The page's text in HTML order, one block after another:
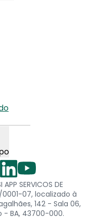
SERVICOS DE
0001-07, localizado à
142 - Sala 06,
- BA, 43700-000.